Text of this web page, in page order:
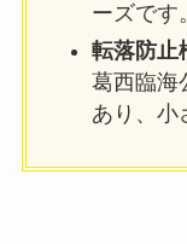
ーズです。
転落防止
葛西臨海
あり、小